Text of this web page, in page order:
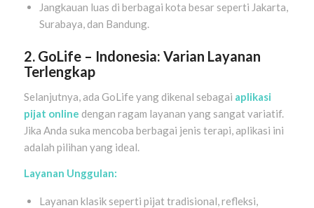
Jangkauan luas di berbagai kota besar seperti Jakarta,
Surabaya, dan Bandung.
2. GoLife – Indonesia: Varian Layanan
Terlengkap
Selanjutnya, ada GoLife yang dikenal sebagai aplikasi
pijat online dengan ragam layanan yang sangat variatif.
Jika Anda suka mencoba berbagai jenis terapi, aplikasi ini
adalah pilihan yang ideal.
Layanan Unggulan:
Layanan klasik seperti pijat tradisional, refleksi,